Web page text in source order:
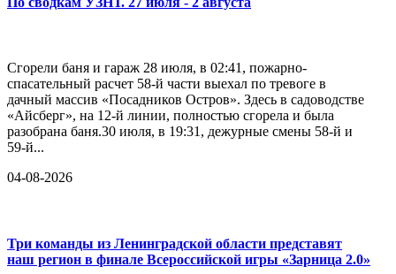
Сгорели баня и гараж 28 июля, в 02:41, пожарно-
спасательный расчет 58-й части выехал по тревоге в
дачный массив «Посадников Остров». Здесь в садоводстве
«Айсберг», на 12-й линии, полностью сгорела и была
разобрана баня.30 июля, в 19:31, дежурные смены 58-й и
59-й...
04-08-2026
Три команды из Ленинградской области представят
наш регион в финале Всероссийской игры «Зарница 2.0»